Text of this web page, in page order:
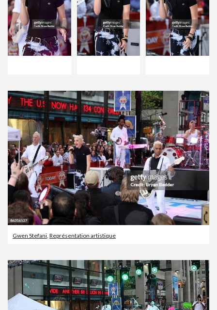
Gwen Stefani, Représentation artistique